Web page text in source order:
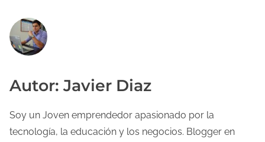
Autor: Javier Diaz
Soy un Joven emprendedor apasionado por la
tecnología, la educación y los negocios. Blogger en